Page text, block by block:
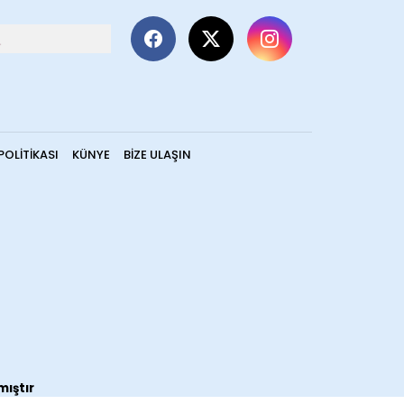
KÜNYE BIZE ULAŞIN